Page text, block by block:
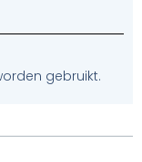
gebruikt.